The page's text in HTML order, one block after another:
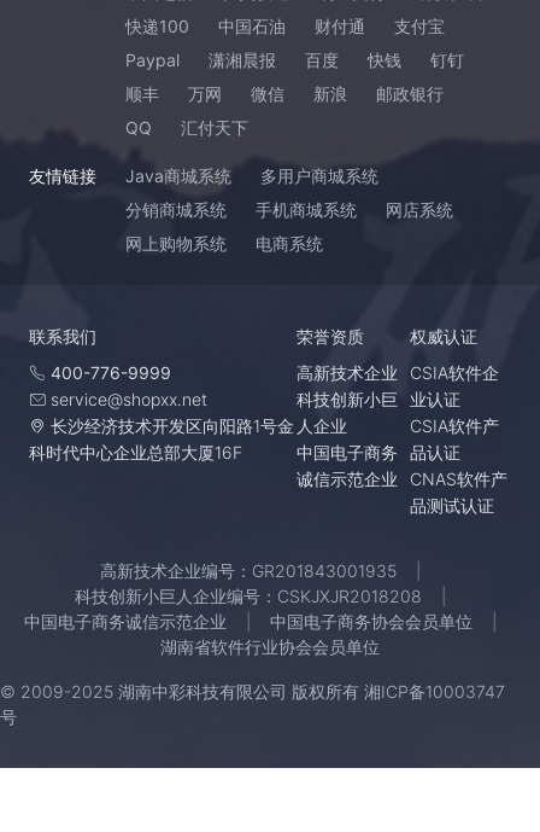
快递100
中国石油 财付通
支付宝
Paypal
潇湘晨报 百度 快钱
钉钉
顺丰
万网 微信 新浪
邮政银行
QQ
汇付天下
友情链接 Java商城系统
多用户商城系统
分销商城系统
手机商城系统
网店系统
网上购物系统
电商系统
联系我们
400-776-9999
service@shopxx.net
长沙经济技术开发区向阳路1号金
科时代中心企业总部大厦16F
荣誉资质
高新技术企业
科技创新小巨
人企业
中国电子商务
诚信示范企业
权威认证
CSIA软件企
业认证
CSIA软件产
品认证
CNAS软件产
品测试认证
高新技术企业编号：GR201843001935
科技创新小巨人企业编号：CSKJXJR2018208
中国电子商务诚信示范企业
中国电子商务协会会员单位
湖南省软件行业协会会员单位
© 2009-2025 湖南中彩科技有限公司 版权所有 湘ICP备10003747
号